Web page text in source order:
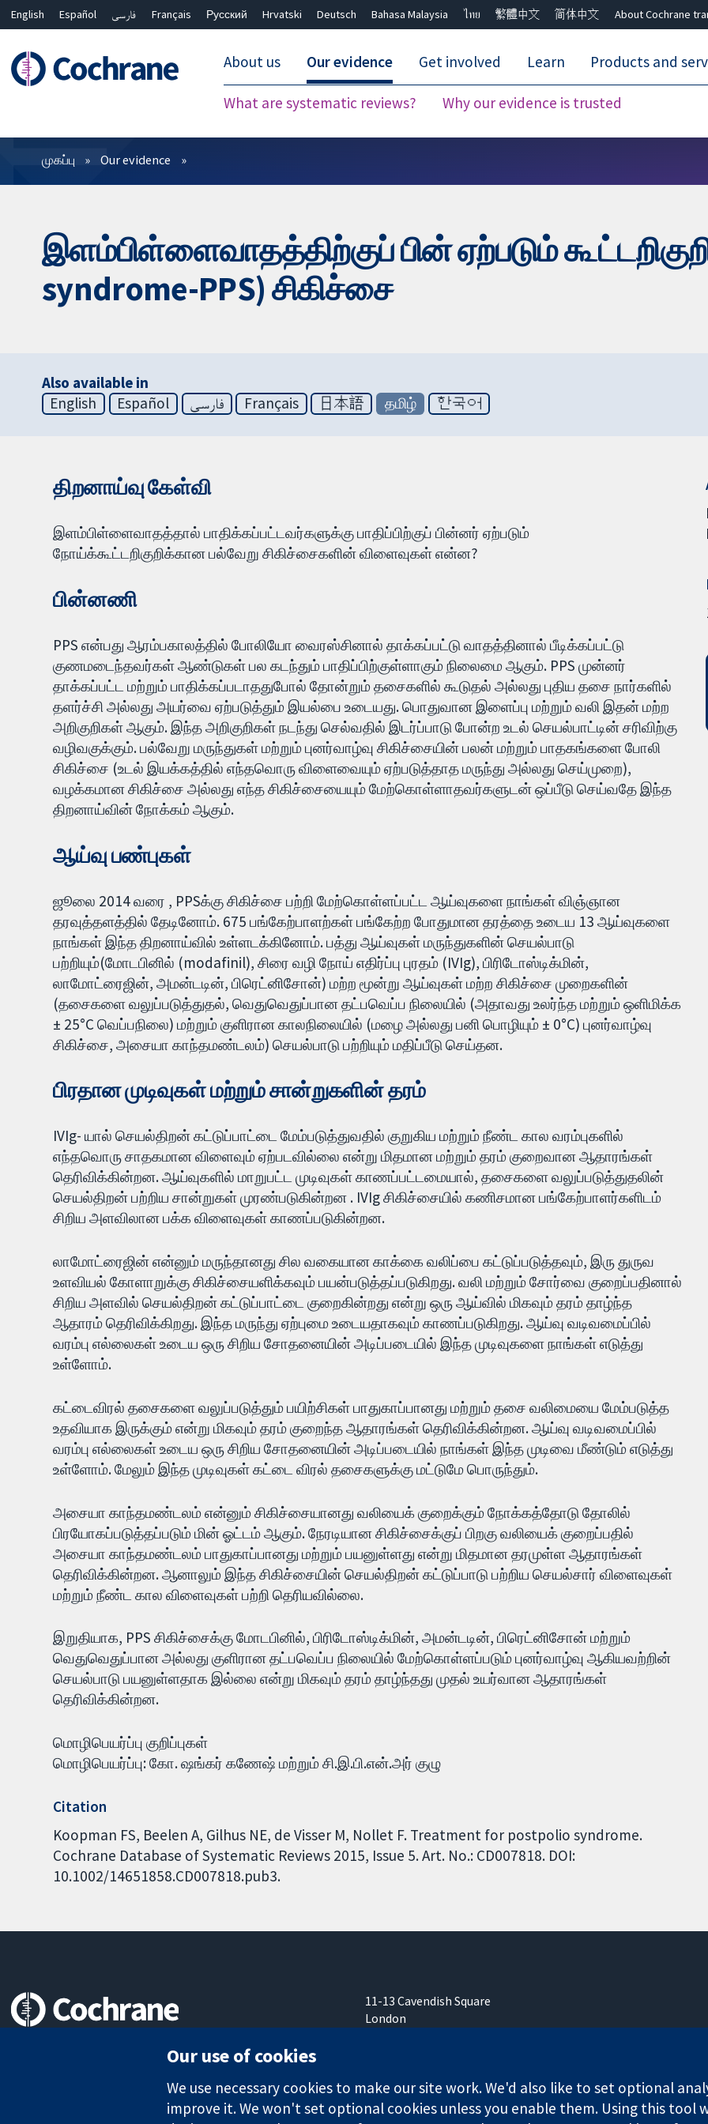
English Español فارسی Français Русский Hrvatski Deutsch Bahasa Malaysia ไทย 繁體中文 简体中文 About Cochrane
About us Our evidence
What are systematic reviews? Why our evidence is trusted
Get involved Learn Products and
வடிகட்டிகள்
முகப்பு Our evidence
இளம்பிள்ளைவாதத்திற்குப் பின் ஏற்படும்
syndrome-PPS) சிகிச்சை
Also available in
English
Español فارسی Français 日本語 தமிழ் 한국어
திறனாய்வு கேள்வி
இளம்பிள்ளைவாதத்தால் பாதிக்கப்பட்டவர்களுக்கு பாதிப்பிற்குப் பின்னர் ஏற்படும்
நோய்க்கூட்டறிகுறிக்கான பல்வேறு சிகிச்சைகளின் விளைவுகள் என்ன?
பின்னணி
PPS என்பது ஆரம்பகாலத்தில் போலியோ வைரஸ்சினால் தாக்கப்பட்டு வாதத்தினால் பீடிக்கப்பட்டு
குணமடைந்தவர்கள் ஆண்டுகள் பல கடந்தும் பாதிப்பிற்குள்ளாகும் நிலைமை ஆகும். PPS முன்னர்
தாக்கப்பட்ட மற்றும் பாதிக்கப்படாததுபோல் தோன்றும் தசைகளில் கூடுதல் அல்லது புதிய தசை நார்களில்
தளர்ச்சி அல்லது அயர்வை ஏற்படுத்தும் இயல்பை உடையது. பொதுவான இளைப்பு மற்றும் வலி இதன் மற்ற
அறிகுறிகள் ஆகும். இந்த அறிகுறிகள் நடந்து செல்வதில் இடர்ப்பாடு போன்ற உடல் செயல்பாட்டின் சரிவிற்கு
வழிவகுக்கும். பல்வேறு மருந்துகள் மற்றும் புனர்வாழ்வு சிகிச்சையின் பலன் மற்றும் பாதகங்களை போலி
சிகிச்சை (உடல் இயக்கத்தில் எந்தவொரு விளைவையும் ஏற்படுத்தாத மருந்து அல்லது செய்முறை),
வழக்கமான சிகிச்சை அல்லது எந்த சிகிச்சையையும் மேற்கொள்ளாதவர்களுடன் ஒப்பீடு செய்வதே இந்த
திறனாய்வின் நோக்கம் ஆகும்.
ஆய்வு பண்புகள்
ஜூலை 2014 வரை , PPSக்கு சிகிச்சை பற்றி மேற்கொள்ளப்பட்ட ஆய்வுகளை நாங்கள் விஞ்ஞான
தரவுத்தளத்தில் தேடினோம். 675 பங்கேற்பாளற்கள் பங்கேற்ற போதுமான தரத்தை உடைய 13 ஆய்வுகளை
நாங்கள் இந்த திறனாய்வில் உள்ளடக்கினோம். பத்து ஆய்வுகள் மருந்துகளின் செயல்பாடு
பற்றியும்(மோடபினில் (modafinil), சிரை வழி நோய் எதிர்ப்பு புரதம் (IVIg), பிரிடோஸ்டிக்மின்,
லாமோட்ரைஜின், அமன்டடின், பிரெட்னிசோன்) மற்ற மூன்று ஆய்வுகள் மற்ற சிகிச்சை முறைகளின்
(தசைகளை வலுப்படுத்துதல், வெதுவெதுப்பான தட்பவெப்ப நிலையில் (அதாவது உலர்ந்த மற்றும் ஒளிமிக்க
± 25°C வெப்பநிலை) மற்றும் குளிரான காலநிலையில் (மழை அல்லது பனி பொழியும் ± 0°C) புனர்வாழ்வு
சிகிச்சை, அசையா காந்தமண்டலம்) செயல்பாடு பற்றியும் மதிப்பீடு செய்தன.
பிரதான முடிவுகள் மற்றும் சான்றுகளின் தரம்
IVIg- யால் செயல்திறன் கட்டுப்பாட்டை மேம்படுத்துவதில் குறுகிய மற்றும் நீண்ட கால வரம்புகளில்
எந்தவொரு சாதகமான விளைவும் ஏற்படவில்லை என்று மிதமான மற்றும் தரம் குறைவான ஆதாரங்கள்
தெரிவிக்கின்றன. ஆய்வுகளில் மாறுபட்ட முடிவுகள் காணப்பட்டமையால், தசைகளை வலுப்படுத்துதலின்
செயல்திறன் பற்றிய சான்றுகள் முரண்படுகின்றன . IVIg சிகிச்சையில் கணிசமான பங்கேற்பாளர்களிடம்
சிறிய அளவிலான பக்க விளைவுகள் காணப்படுகின்றன.
லாமோட்ரைஜின் என்னும் மருந்தானது சில வகையான காக்கை வலிப்பை கட்டுப்படுத்தவும், இரு துருவ
உளவியல் கோளாறுக்கு சிகிச்சையளிக்கவும் பயன்படுத்தப்படுகிறது. வலி மற்றும் சோர்வை குறைப்பதினால்
சிறிய அளவில் செயல்திறன் கட்டுப்பாட்டை குறைகின்றது என்று ஒரு ஆய்வில் மிகவும் தரம் தாழ்ந்த
ஆதாரம் தெரிவிக்கிறது. இந்த மருந்து ஏற்புமை உடையதாகவும் காணப்படுகிறது. ஆய்வு வடிவமைப்பில்
வரம்பு எல்லைகள் உடைய ஒரு சிறிய சோதனையின் அடிப்படையில் இந்த முடிவுகளை நாங்கள் எடுத்து
உள்ளோம்.
கட்டைவிரல் தசைகளை வலுப்படுத்தும் பயிற்சிகள் பாதுகாப்பானது மற்றும் தசை வலிமையை மேம்படுத்த
உதவியாக இருக்கும் என்று மிகவும் தரம் குறைந்த ஆதாரங்கள் தெரிவிக்கின்றன. ஆய்வு வடிவமைப்பில்
வரம்பு எல்லைகள் உடைய ஒரு சிறிய சோதனையின் அடிப்படையில் நாங்கள் இந்த முடிவை மீண்டும் எடுத்து
உள்ளோம். மேலும் இந்த முடிவுகள் கட்டை விரல் தசைகளுக்கு மட்டுமே பொருந்தும்.
அசையா காந்தமண்டலம் என்னும் சிகிச்சையானது வலியைக் குறைக்கும் நோக்கத்தோடு தோலில்
பிரயோகப்படுத்தப்படும் மின் ஓட்டம் ஆகும். நேரடியான சிகிச்சைக்குப் பிறகு வலியைக் குறைப்பதில்
அசையா காந்தமண்டலம் பாதுகாப்பானது மற்றும் பயனுள்ளது என்று மிதமான தரமுள்ள ஆதாரங்கள்
தெரிவிக்கின்றன. ஆனாலும் இந்த சிகிச்சையின் செயல்திறன் கட்டுப்பாடு பற்றிய செயல்சார் விளைவுகள்
மற்றும் நீண்ட கால விளைவுகள் பற்றி தெரியவில்லை.
இறுதியாக, PPS சிகிச்சைக்கு மோடபினில், பிரிடோஸ்டிக்மின், அமன்டடின், பிரெட்னிசோன் மற்றும்
வெதுவெதுப்பான அல்லது குளிரான தட்பவெப்ப நிலையில் மேற்கொள்ளப்படும் புனர்வாழ்வு ஆகியவற்றின்
செயல்பாடு பயனுள்ளதாக இல்லை என்று மிகவும் தரம் தாழ்ந்தது முதல் உயர்வான ஆதாரங்கள்
தெரிவிக்கின்றன.
மொழிபெயர்ப்பு குறிப்புகள்
மொழிபெயர்ப்பு: கோ. ஷங்கர் கணேஷ் மற்றும் சி.இ.பி.என்.அர் குழு
Citation
Koopman FS, Beelen A, Gilhus NE, de Visser M, Nollet F. Treatment for postpolio syndrome.
Cochrane Database of Systematic Reviews 2015, Issue 5. Art. No.: CD007818. DOI:
10.1002/14651858.CD007818.pub3.
11-13 Cavendish Square
London
Our use of cookies
We use necessary cookies to make our site work. We'd also like to set optional
improve it. We won't set optional cookies unless you enable them. Using this tool